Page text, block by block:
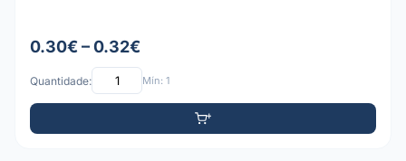
0.30€ – 0.32€
Quantidade: Mín: 1